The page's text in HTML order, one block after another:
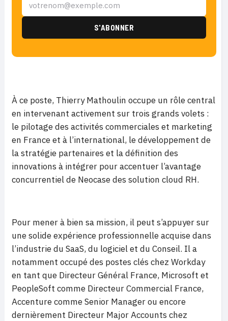
À ce poste, Thierry Mathoulin occupe un rôle central
en intervenant activement sur trois grands volets :
le pilotage des activités commerciales et marketing
en France et à l’international, le développement de
la stratégie partenaires et la définition des
innovations à intégrer pour accentuer l’avantage
concurrentiel de Neocase des solution cloud RH.
Pour mener à bien sa mission, il peut s’appuyer sur
une solide expérience professionnelle acquise dans
l’industrie du SaaS, du logiciel et du Conseil. Il a
notamment occupé des postes clés chez Workday
en tant que Directeur Général France, Microsoft et
PeopleSoft comme Directeur Commercial France,
Accenture comme Senior Manager ou encore
dernièrement Directeur Major Accounts chez